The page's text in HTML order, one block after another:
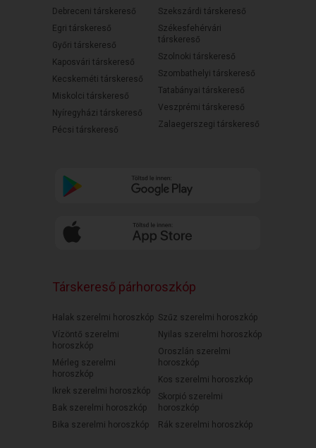
Debreceni társkereső
Egri társkereső
Győri társkereső
Kaposvári társkereső
Kecskeméti társkereső
Miskolci társkereső
Nyíregyházi társkereső
Pécsi társkereső
Szekszárdi társkereső
Székesfehérvári
társkereső
Szolnoki társkereső
Szombathelyi társkereső
Tatabányai társkereső
Veszprémi társkereső
Zalaegerszegi társkereső
Társkereső párhoroszkóp
Halak szerelmi horoszkóp
Vízöntő szerelmi
horoszkóp
Mérleg szerelmi
horoszkóp
Ikrek szerelmi horoszkóp
Bak szerelmi horoszkóp
Bika szerelmi horoszkóp
Szűz szerelmi horoszkóp
Nyilas szerelmi horoszkóp
Oroszlán szerelmi
horoszkóp
Kos szerelmi horoszkóp
Skorpió szerelmi
horoszkóp
Rák szerelmi horoszkóp